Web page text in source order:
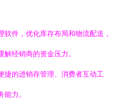
软件，优化库存布局和物流配送，
经销商的资金压力。
捷的进销存管理、消费者互动工
力。